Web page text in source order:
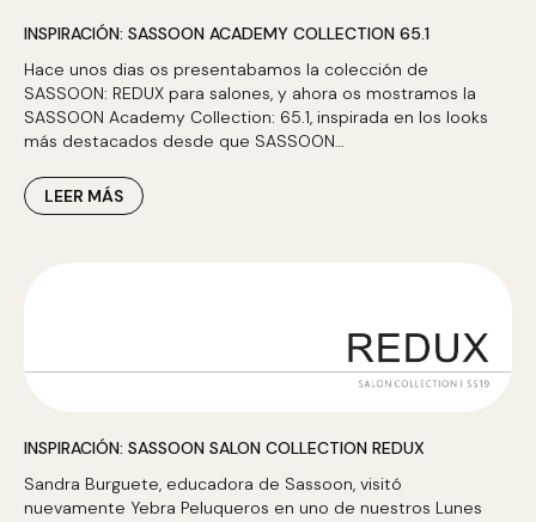
INSPIRACIÓN: SASSOON ACADEMY COLLECTION 65.1
Hace unos dias os presentabamos la colección de
SASSOON: REDUX para salones, y ahora os mostramos la
SASSOON Academy Collection: 65.1, inspirada en los looks
más destacados desde que SASSOON…
LEER MÁS
INSPIRACIÓN: SASSOON SALON COLLECTION REDUX
Sandra Burguete, educadora de Sassoon, visitó
nuevamente Yebra Peluqueros en uno de nuestros Lunes